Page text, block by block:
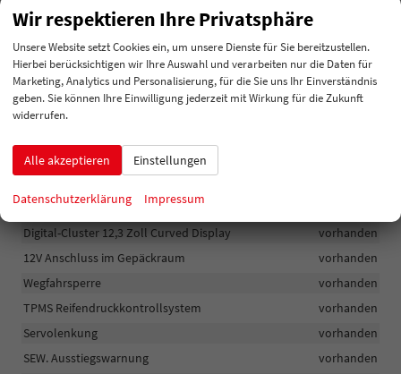
Lenkradbedienung für Audio
Klimaautomatik 3-Zonen
vorhanden
Gepäckraumbeleuchtung
vorhanden
Innenspiegel automatisch dimmend
vorhanden
Fensterheber vorne und hinten elektrisch bedienbar
12V Anschluss vorne
Digital-Cluster 12,3 Zoll Curved Display
vorhanden
12V Anschluss im Gepäckraum
vorhanden
Wegfahrsperre
vorhanden
TPMS Reifendruckkontrollsystem
vorhanden
Servolenkung
vorhanden
SEW. Ausstiegswarnung
vorhanden
Wir respektieren Ihre Privatsphäre
Unsere Website setzt Cookies ein, um unsere Dienste für Sie bereitzustellen.
Hierbei berücksichtigen wir Ihre Auswahl und verarbeiten nur die Daten für
Marketing, Analytics und Personalisierung, für die Sie uns Ihr Einverständnis
geben. Sie können Ihre Einwilligung jederzeit mit Wirkung für die Zukunft
widerrufen.
Alle akzeptieren Einstellungen
Datenschutzerklärung Impressum